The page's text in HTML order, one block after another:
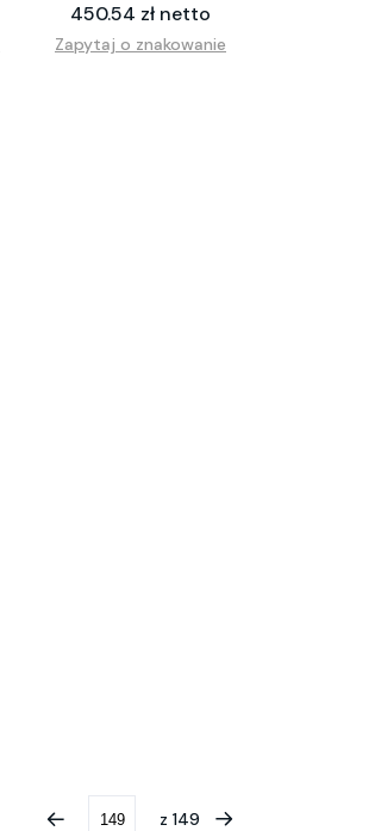
450.54 zł netto
Zapytaj o znakowanie
z 149